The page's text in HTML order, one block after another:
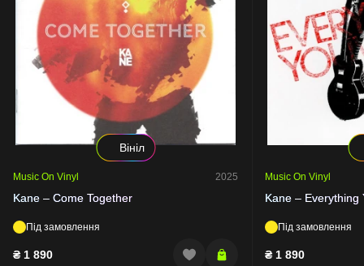
Вініл
Music On Vinyl 2025
Kane – Come Together
Під замовлення
₴ 1 890
Music On Vinyl
Kane – Everything
Під замовлення
₴ 1 890